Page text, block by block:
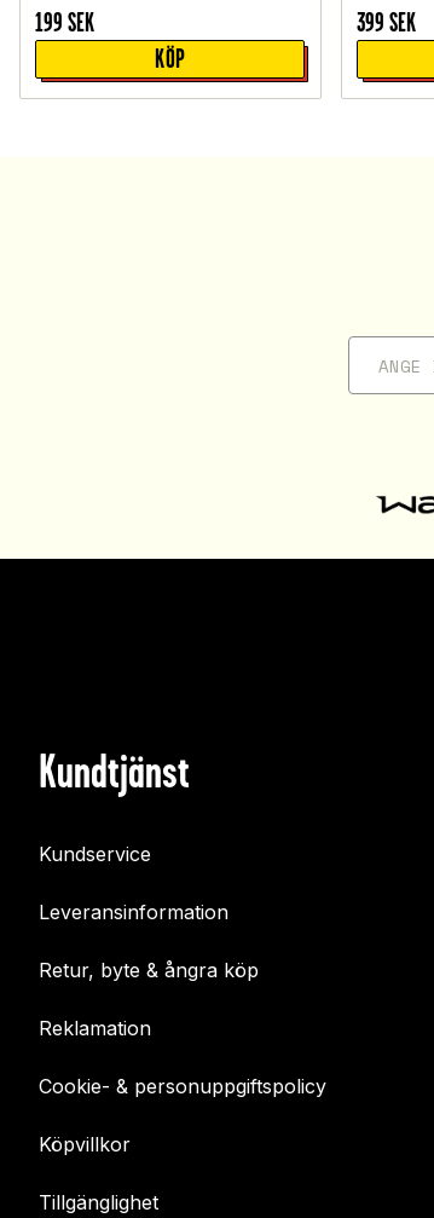
199 SEK
KÖP
399 SEK
Kundtjänst
Kundservice
Leveransinformation
Retur, byte & ångra köp
Reklamation
Cookie- & personuppgiftspolicy
Köpvillkor
Tillgänglighet